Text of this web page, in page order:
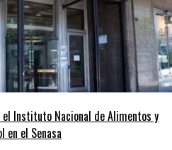
el Instituto Nacional de Alimentos y
en el Senasa